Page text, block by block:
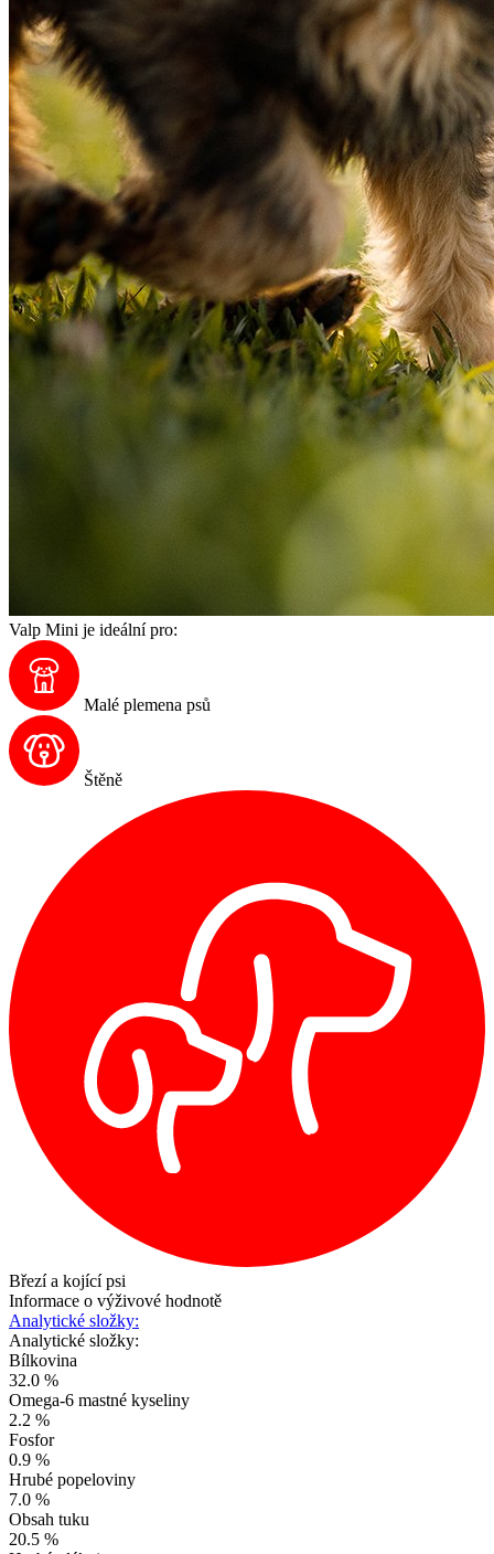
Valp Mini je ideální pro:
Malé plemena psů
Štěně
Březí a kojící psi
Informace o výživové hodnotě
Analytické složky:
Analytické složky:
Bílkovina
32.0 %
Omega-6 mastné kyseliny
2.2 %
Fosfor
0.9 %
Hrubé popeloviny
7.0 %
Obsah tuku
20.5 %